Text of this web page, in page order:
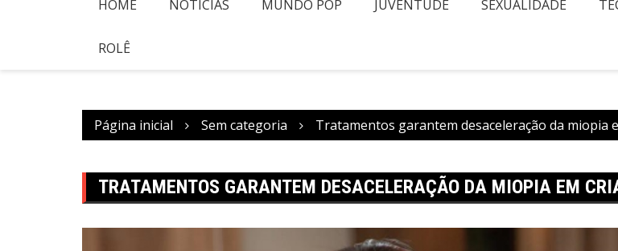
HOME NOTÍCIAS MUNDO POP JUVENTUDE SEXUALIDADE
ROLÊ
Página inicial Sem categoria Tratamentos garantem desaceleração da miopia
TRATAMENTOS GARANTEM DESACELERAÇÃO DA MIOPIA EM